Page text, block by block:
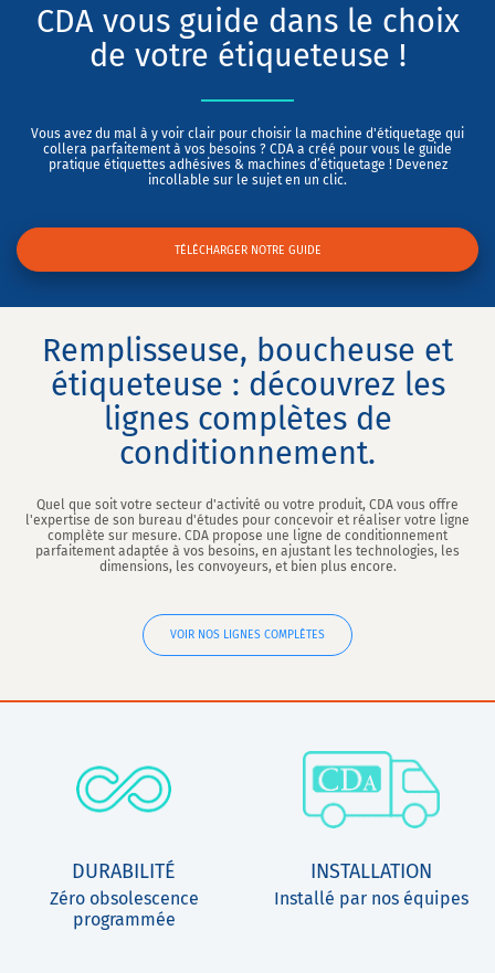
CDA vous guide dans le choix
de votre étiqueteuse !
Vous avez du mal à y voir clair pour choisir la machine d'étiquetage qui
collera parfaitement à vos besoins ? CDA a créé pour vous le guide
pratique étiquettes adhésives & machines d’étiquetage ! Devenez
incollable sur le sujet en un clic.
TÉLÉCHARGER NOTRE GUIDE
Remplisseuse, boucheuse et
étiqueteuse : découvrez les
lignes complètes de
conditionnement.
Quel que soit votre secteur d'activité ou votre produit, CDA vous offre
l'expertise de son bureau d'études pour concevoir et réaliser votre ligne
complète sur mesure. CDA propose une ligne de conditionnement
parfaitement adaptée à vos besoins, en ajustant les technologies, les
dimensions, les convoyeurs, et bien plus encore.
VOIR NOS LIGNES COMPLÈTES
DURABILITÉ
Zéro obsolescence
programmée
INSTALLATION
Installé par nos équipes